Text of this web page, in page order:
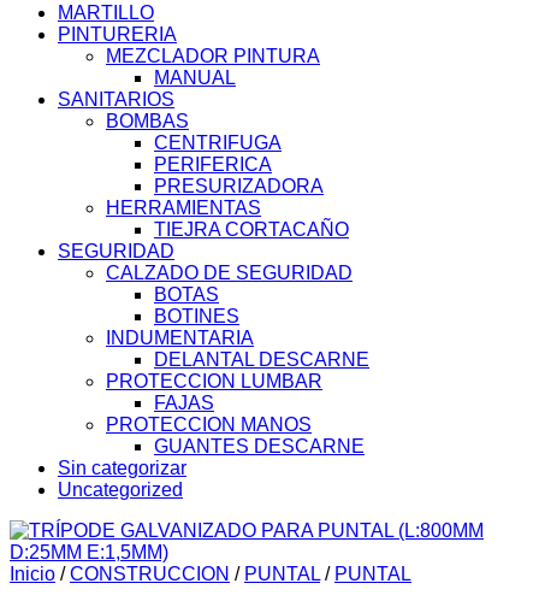
MARTILLO
PINTURERIA
MEZCLADOR PINTURA
MANUAL
SANITARIOS
BOMBAS
CENTRIFUGA
PERIFERICA
PRESURIZADORA
HERRAMIENTAS
TIEJRA CORTACAÑO
SEGURIDAD
CALZADO DE SEGURIDAD
BOTAS
BOTINES
INDUMENTARIA
DELANTAL DESCARNE
PROTECCION LUMBAR
FAJAS
PROTECCION MANOS
GUANTES DESCARNE
Sin categorizar
Uncategorized
Inicio / CONSTRUCCION / PUNTAL / PUNTAL